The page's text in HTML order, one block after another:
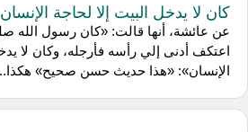
كان لا يدخل البيت إلا لحاجة الإنسان
عن عائشة، أنها قالت: «كان رسول الله
اعتكف أدنى إلي رأسه فأرجله، وكان لا
الإنسان»: «هذا حديث حسن صحيح»